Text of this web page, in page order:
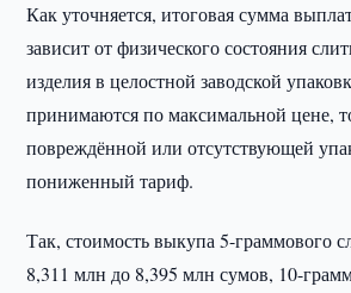
Как уточняется, итоговая сумма
зависит от физического состояния
изделия в целостной заводской
принимаются по максимальной цене,
повреждённой или отсутствующей
пониженный тариф.
Так, стоимость выкупа 5-граммового
8,311 млн до 8,395 млн сумов, 10-